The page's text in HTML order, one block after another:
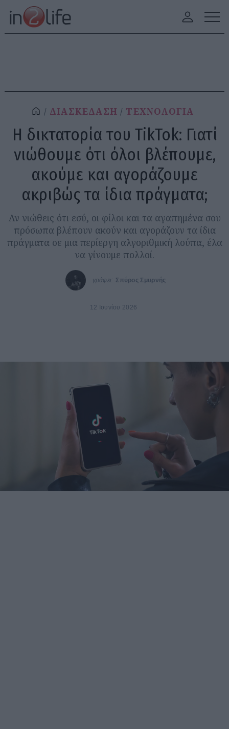
ΔΙΑΣΚΕΔΑΣΗ ΤΕΧΝΟΛΟΓΙΑ
Η δικτατορία του TikTok: Γιατί
νιώθουμε ότι όλοι βλέπουμε,
ακούμε και αγοράζουμε
ακριβώς τα ίδια πράγματα;
Αν νιώθεις ότι εσύ, οι φίλοι και τα αγαπημένα σου
πρόσωπα βλέπουν ακούν και αγοράζουν τα ίδια
πράγματα σε μια περίεργη αλγοριθμική λούπα, έλα
να γίνουμε πολλοί.
γράφει: Σπύρος Σμυρνής
12 Ιουνίου 2026